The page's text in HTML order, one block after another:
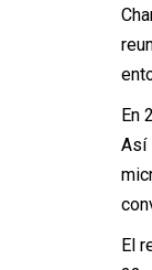
En
Así
El